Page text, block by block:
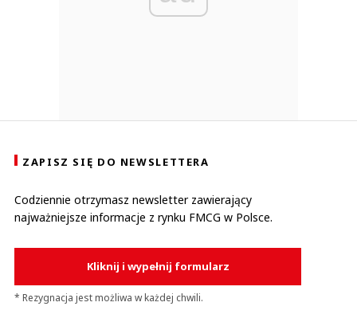
ZAPISZ SIĘ DO NEWSLETTERA
Codziennie otrzymasz newsletter zawierający
najważniejsze informacje z rynku FMCG w Polsce.
Kliknij i wypełnij formularz
* Rezygnacja jest możliwa w każdej chwili.